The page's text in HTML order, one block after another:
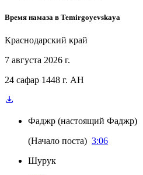
Время намаза в Temirgoyevskaya
Краснодарский край
7 августа 2026 г.
24 сафар 1448 г. AH
Фаджр (настоящий Фаджр)
(Начало поста) 3:06
Шурук